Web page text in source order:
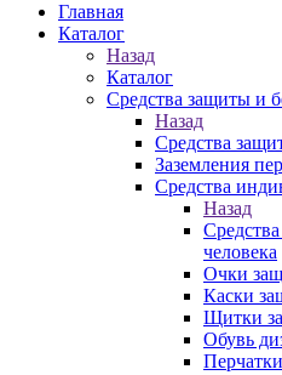
Главная
Каталог
Назад
Каталог
Средства защиты и
Назад
Средства
Заземления
Средства
Назад
человека
Очки
Каски
Щитки
Обувь